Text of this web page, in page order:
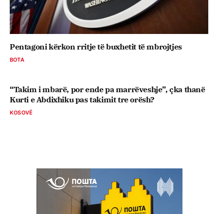
Pentagoni kërkon rritje të buxhetit të mbrojtjes
BOTA
“Takim i mbarë, por ende pa marrëveshje”, çka thanë
Kurti e Abdixhiku pas takimit tre orësh?
KOSOVË